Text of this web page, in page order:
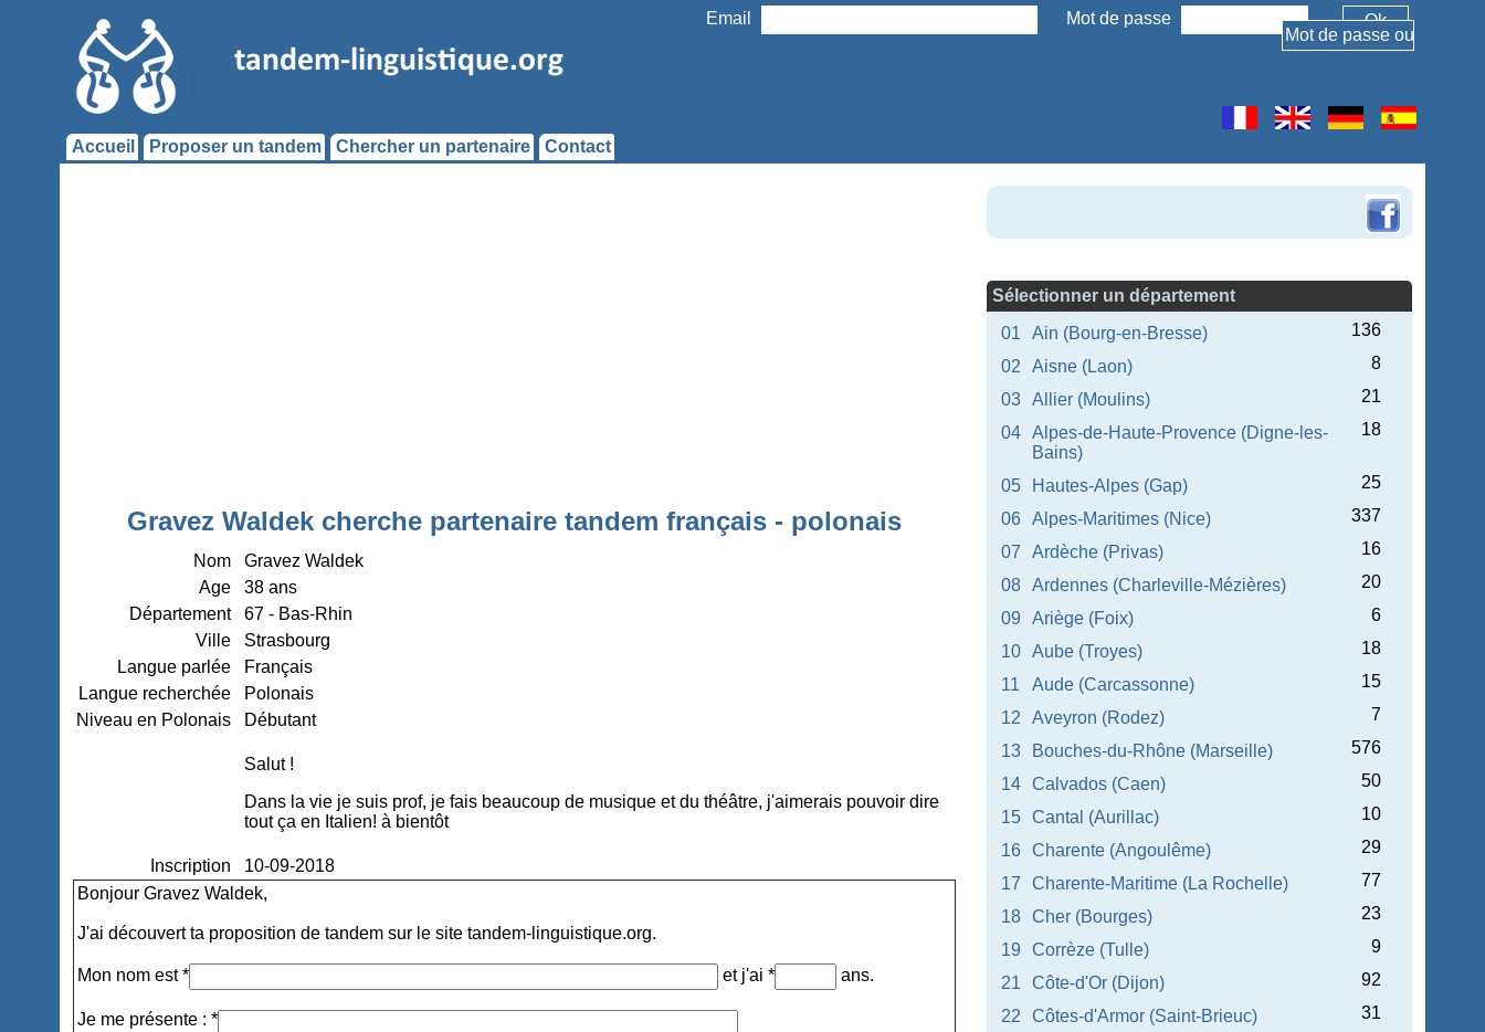
Email Mot de passe
Accueil Proposer un tandem Chercher un partenaire Contact
Gravez Waldek cherche partenaire tandem français - polonais
Nom
Gravez Waldek
Age
38 ans
Département
67 - Bas-Rhin
Ville
Strasbourg
Langue parlée
Français
Langue recherchée
Polonais
Niveau en Polonais
Débutant
Salut !
Dans la vie je suis prof, je fais beaucoup de musique et du théâtre, j'aimerais pouvoir dire
tout ça en Italien! à bientôt
Inscription
10-09-2018
Bonjour Gravez Waldek,
J'ai découvert ta proposition de tandem sur le site tandem-linguistique.org.
Mon nom est * et j'ai * ans.
Je me présente : *
Sélectionner un département
01
Ain (Bourg-en-Bresse)
136
02
Aisne (Laon)
8
03
Allier (Moulins)
21
04
Alpes-de-Haute-Provence (Digne-les-
Bains)
18
05 Hautes-Alpes (Gap)
25
06
Alpes-Maritimes (Nice)
337
07
Ardèche (Privas)
16
08
Ardennes (Charleville-Mézières)
20
09
Ariège (Foix)
6
10
Aube (Troyes)
18
11
Aude (Carcassonne)
15
12
Aveyron (Rodez)
7
13
Bouches-du-Rhône (Marseille)
576
14
Calvados (Caen)
50
15
Cantal (Aurillac)
10
16
Charente (Angoulême)
29
17
Charente-Maritime (La Rochelle)
77
18
Cher (Bourges)
23
19
Corrèze (Tulle)
9
21
Côte-d'Or (Dijon)
92
22
Côtes-d'Armor (Saint-Brieuc)
31